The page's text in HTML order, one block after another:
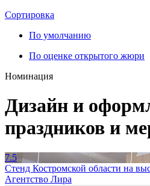
Сортировка
По умолчанию
По оценке открытого жюри
Номинация
Дизайн и
праздников и
7.5
Стенд Костромской области на
Агентство Лира